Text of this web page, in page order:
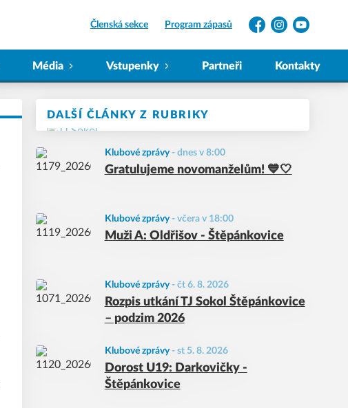
Členská sekce Program zápasů
FacebookInstagramYouTube
Média Vstupenky Partneři Kontakty
DALŠÍ ČLÁNKY Z RUBRIKY
Klubové zprávy- dnes v 8:00
Gratulujeme novomanželům! 💙🤍
Klubové zprávy- včera v 18:00
Muži A: Oldřišov - Štěpánkovice
Klubové zprávy- čt 6. 8. 2026
Rozpis utkání TJ Sokol Štěpánkovice
– podzim 2026
Klubové zprávy- st 5. 8. 2026
Dorost U19: Darkovičky -
Štěpánkovice